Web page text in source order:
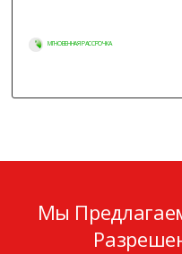
МГНОВЕННАЯ РАССРОЧКА
Мы